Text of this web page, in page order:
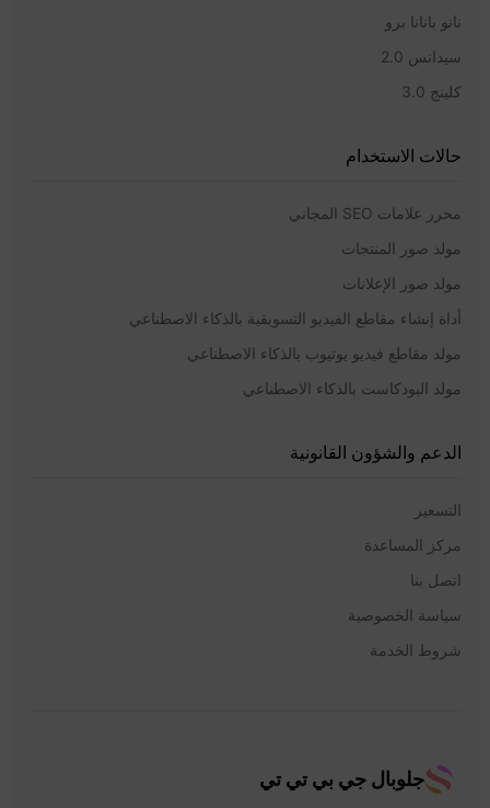
نانو بانانا برو
سيدانس 2.0
كلينج 3.0
حالات الاستخدام
محرر علامات SEO المجاني
مولد صور المنتجات
مولد صور الإعلانات
أداة إنشاء مقاطع الفيديو التسويقية بالذكاء الاصطناعي
مولد مقاطع فيديو يوتيوب بالذكاء الاصطناعي
مولد البودكاست بالذكاء الاصطناعي
الدعم والشؤون القانونية
التسعير
مركز المساعدة
اتصل بنا
سياسة الخصوصية
شروط الخدمة
جلوبال جي بي تي تي